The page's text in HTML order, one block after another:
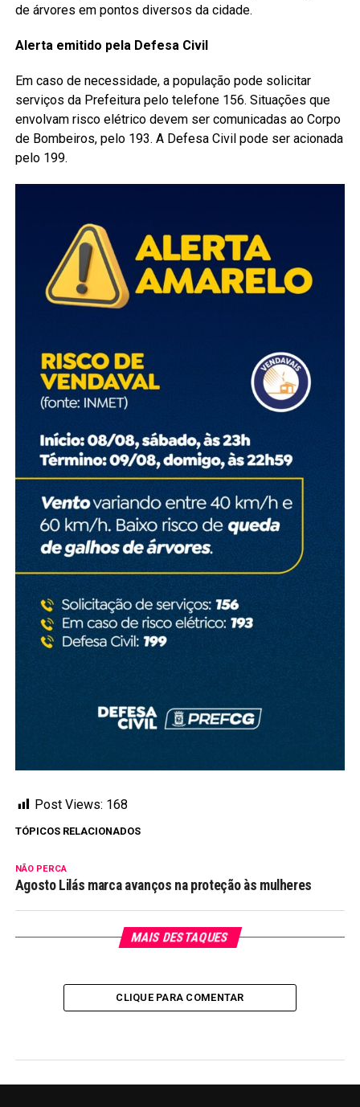
de árvores em pontos diversos da cidade.
Alerta emitido pela Defesa Civil
Em caso de necessidade, a população pode solicitar
serviços da Prefeitura pelo telefone 156. Situações que
envolvam risco elétrico devem ser comunicadas ao Corpo
de Bombeiros, pelo 193. A Defesa Civil pode ser acionada
pelo 199.
Post Views: 168
TÓPICOS RELACIONADOS
NÃO PERCA
Agosto Lilás marca avanços na proteção às mulheres
MAIS DESTAQUES
CLIQUE PARA COMENTAR